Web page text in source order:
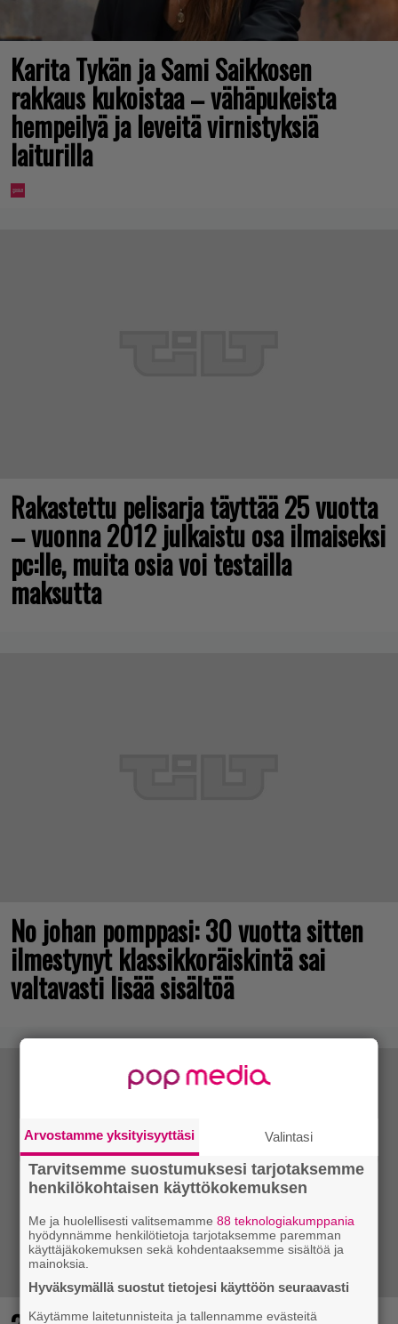
Karita Tykän ja Sami Saikkosen
rakkaus kukoistaa – vähäpukeista
hempeilyä ja leveitä virnistyksiä
laiturilla
Rakastettu pelisarja täyttää 25 vuotta
– vuonna 2012 julkaistu osa ilmaiseksi
pc:lle, muita osia voi testailla
maksutta
No johan pomppasi: 30 vuotta sitten
ilmestynyt klassikkoräiskintä sai
valtavasti lisää sisältöä
Arvostamme yksityisyyttäsi Valintasi
Tarvitsemme suostumuksesi tarjotaksemme
henkilökohtaisen käyttökokemuksen
Me ja huolellisesti valitsemamme88 teknologiakumppania
hyödynnämme henkilötietoja tarjotaksemme paremman
käyttäjäkokemuksen sekä kohdentaaksemme sisältöä ja
mainoksia.
Hyväksymällä suostut tietojesi käyttöön seuraavasti
Käytämme laitetunnisteita ja tallennamme evästeitä